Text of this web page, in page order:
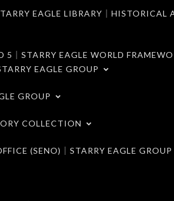
EAGLE LIBRARY｜HISTORICAL
5｜STARRY EAGLE WORLD
EAGLE GROUP
GROUP
COLLECTION
(SENO)｜STARRY EAGLE GROUP